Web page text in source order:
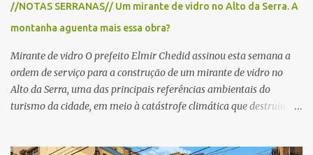
cronograma da organização e de todas as prefeituras envolvidas,
as interdições ocorrerão de forma programada e os trechos serão
//NOTAS SERRANAS// Um mirante de vidro no Alto da Serra. A
montanha aguenta mais essa obra?
Mirante de vidro O prefeito Elmir Chedid assinou esta semana a
ordem de serviço para a construção de um mirante de vidro no
Alto da Serra, uma das principais referências ambientais do
turismo da cidade, em meio à catástrofe climática que destruiu o